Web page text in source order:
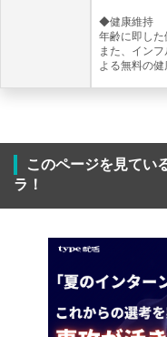
◆健康維持
年齢に即した
また、イン
よる無料の
このページを見てい
ラ！